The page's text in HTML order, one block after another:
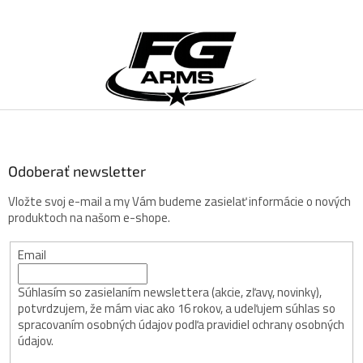
t
Odoberať newsletter
Vložte svoj e-mail a my Vám budeme zasielať informácie o nových
produktoch na našom e-shope.
Email
Súhlasím so zasielaním newslettera (akcie, zľavy, novinky),
potvrdzujem, že mám viac ako 16 rokov, a udeľujem súhlas so
spracovaním osobných údajov podľa pravidiel ochrany osobných
údajov.